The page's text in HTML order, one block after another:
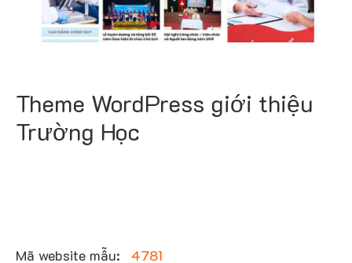
Theme WordPress giới thiệu
Trường Học
Mã website mẫu: 4781